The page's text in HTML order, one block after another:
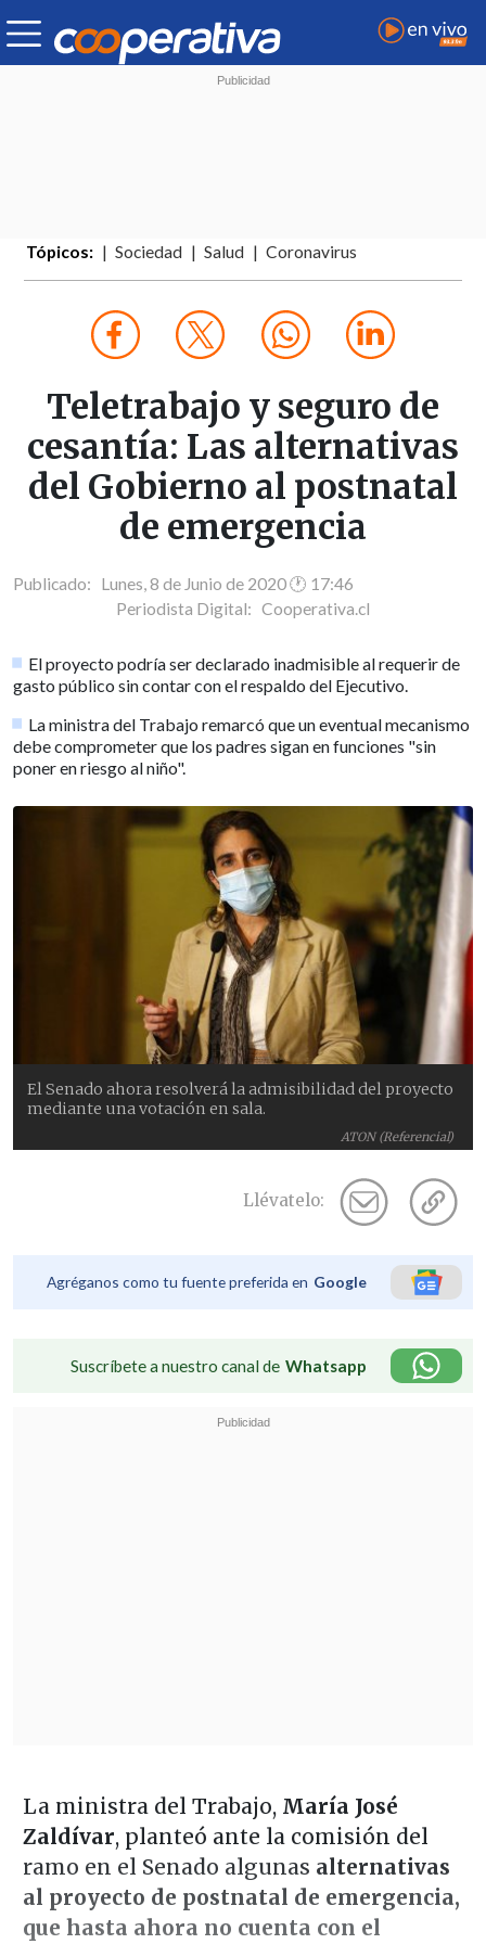
Tópicos: Sociedad Salud Coronavirus
Teletrabajo y seguro de
cesantía: Las alternativas
del Gobierno al postnatal
de emergencia
Publicado: Lunes, 8 de Junio de 2020 🕐 17:46
Periodista Digital: Cooperativa.cl
El proyecto podría ser declarado inadmisible al requerir de
gasto público sin contar con el respaldo del Ejecutivo.
La ministra del Trabajo remarcó que un eventual mecanismo
debe comprometer que los padres sigan en funciones "sin
poner en riesgo al niño".
ATON (Referencial)
El Senado ahora resolverá la admisibilidad del proyecto
mediante una votación en sala.
Llévatelo:
Agréganos como tu fuente preferida en Google
Suscríbete a nuestro canal de Whatsapp
La ministra del Trabajo, María José
Zaldívar, planteó ante la comisión del
ramo en el Senado algunas alternativas
al proyecto de postnatal de emergencia,
que hasta ahora no cuenta con el